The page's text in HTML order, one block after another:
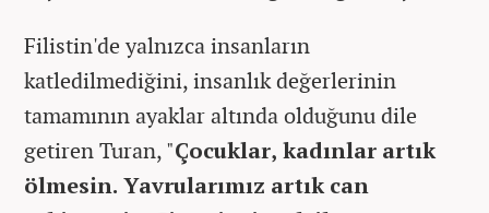
Filistin'de yalnızca insanların
katledilmediğini, insanlık değerlerinin
tamamının ayaklar altında olduğunu dile
getiren Turan, "Çocuklar, kadınlar artık
ölmesin. Yavrularımız artık can